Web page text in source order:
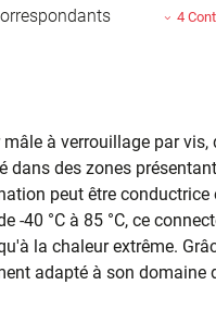
4
mâle à verrouillage par
dans des zones
peut être
-40 °C à 85 °C, ce
la chaleur extrême.
adapté à son domaine